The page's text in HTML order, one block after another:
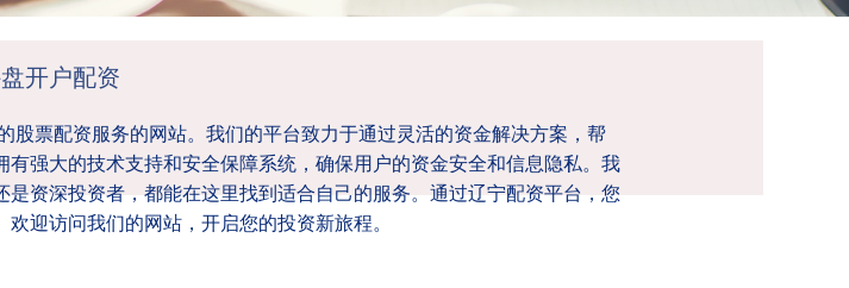
开户配资
票配资服务的网站。我们的平台致力于通过灵活的资金解决方案，帮
强大的技术支持和安全保障系统，确保用户的资金安全和信息隐私。我
资深投资者，都能在这里找到适合自己的服务。通过辽宁配资平台，您
迎访问我们的网站，开启您的投资新旅程。